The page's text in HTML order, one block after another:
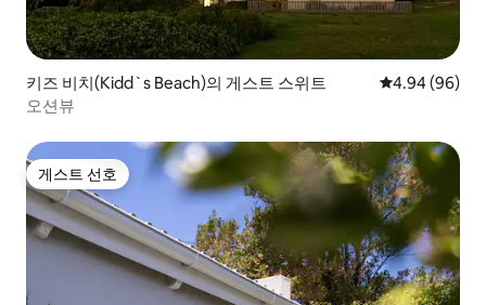
키즈 비치(Kidd`s Beach)의 게스트 스위트 평점 4.94점(5
4.94 (96)
오션뷰
게스트 선호
게스트 선호